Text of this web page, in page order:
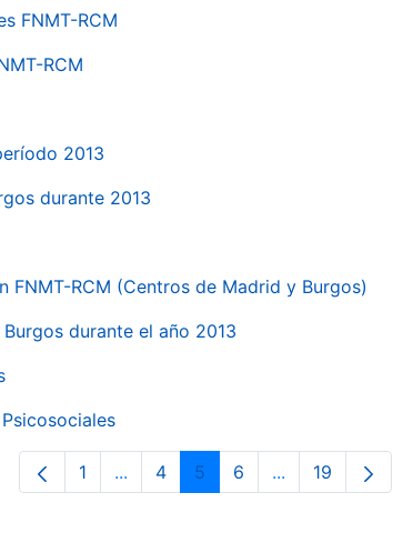
FNMT-RCM
RCM
2013
durante 2013
RCM (Centros de Madrid y Burgos)
durante el año 2013
Página
1 ...Páginas intermedias Use TAB
Página
4 Página
5 Página
6 ...PáginasPágina
19